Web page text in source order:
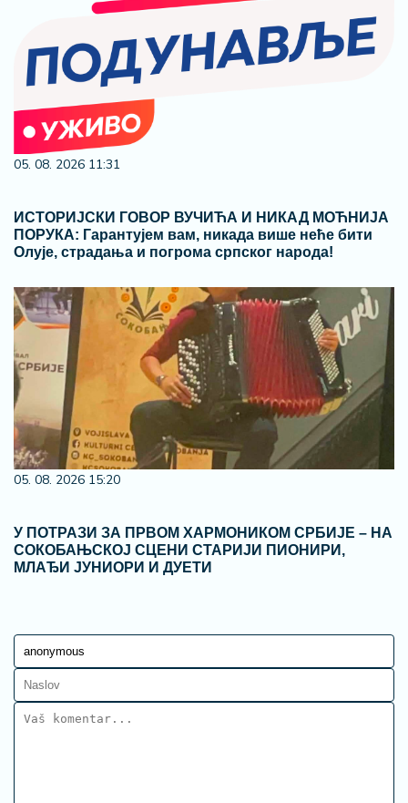
05. 08. 2026 11:31
ИСТОРИЈСКИ ГОВОР ВУЧИЋА И НИКАД МОЋНИЈА
ПОРУКА: Гарантујем вам, никада више неће бити
Олује, страдања и погрома српског народа!
05. 08. 2026 15:20
У ПОТРАЗИ ЗА ПРВОМ ХАРМОНИКОМ СРБИЈЕ – НА
СОКОБАЊСКОЈ СЦЕНИ СТАРИЈИ ПИОНИРИ,
МЛАЂИ ЈУНИОРИ И ДУЕТИ